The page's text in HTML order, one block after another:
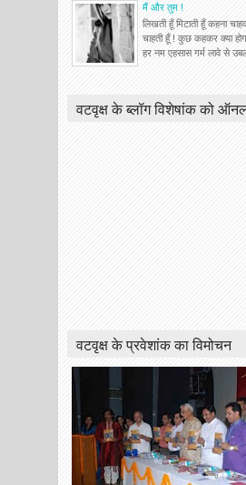
मैं और तुम !
लिखती हूँ मिटाती हूँ कहना
चाहती हूँ ! कुछ कहकर क्या
हर नम एहसास गर्म लावे से
वटवृक्ष के ब्लॉग विशेषांक को
वटवृक्ष के प्रवेशांक का विमोचन